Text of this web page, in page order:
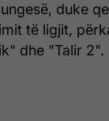
duke
të ligjit,
dhe "Talir 2".